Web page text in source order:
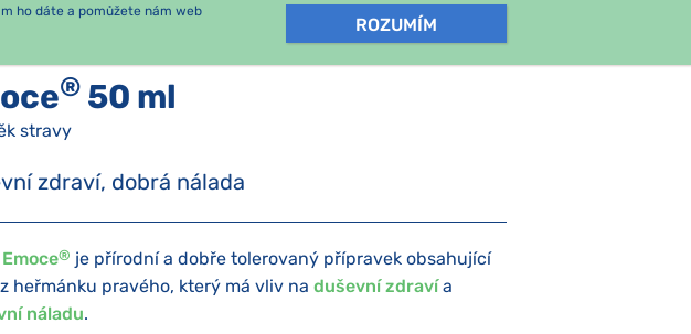
ho dáte a pomůžete nám web
ROZUMÍM
® 50 ml
stravy
zdraví, dobrá nálada
Emoce® je přírodní a dobře tolerovaný přípravek obsahující
heřmánku pravého, který má vliv na duševní zdravía
náladu.